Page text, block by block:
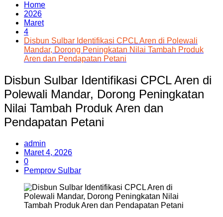
Home
2026
Maret
4
Disbun Sulbar Identifikasi CPCL Aren di Polewali
Mandar, Dorong Peningkatan Nilai Tambah Produk
Aren dan Pendapatan Petani
Disbun Sulbar Identifikasi CPCL Aren di
Polewali Mandar, Dorong Peningkatan
Nilai Tambah Produk Aren dan
Pendapatan Petani
admin
Maret 4, 2026
0
Pemprov Sulbar